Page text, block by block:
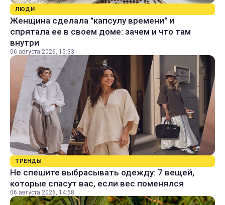
ЛЮДИ
Женщина сделала "капсулу времени" и
спрятала ее в своем доме: зачем и что там
внутри
06 августа 2026, 15:33
ТРЕНДЫ
Не спешите выбрасывать одежду: 7 вещей,
которые спасут вас, если вес поменялся
06 августа 2026, 14:58